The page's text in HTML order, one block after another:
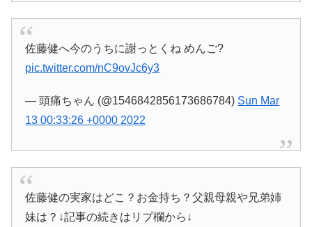
佐藤健へ今のうちに謝っとくね めんご?
pic.twitter.com/nC9ovJc6y3
— 頭痛ちゃん (@1546842856173686784) Sun Mar
13 00:33:26 +0000 2022
佐藤健の実家はどこ？お金持ち？父親母親や兄弟姉
妹は？↓記事の続きはリプ欄から↓